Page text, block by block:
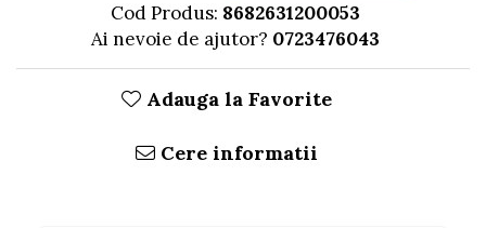
Cod Produs: 8682631200053
Ai nevoie de ajutor? 0723476043
Adauga la Favorite
Cere informatii